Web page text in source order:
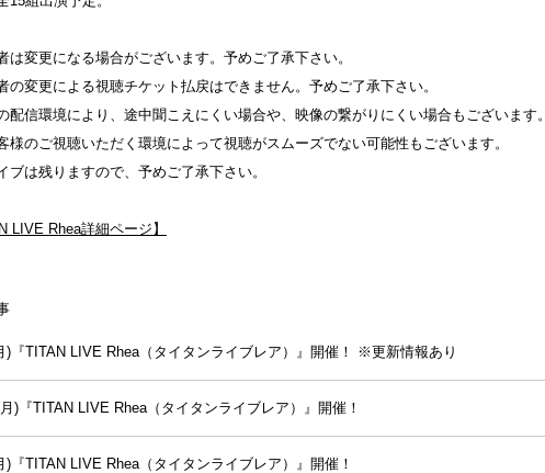
は変更になる場合がございます。予めご了承下さい。
の変更による視聴チケット払戻はできません。予めご了承下さい。
配信環境により、途中聞こえにくい場合や、映像の繋がりにくい場合もございます。
様のご視聴いただく環境によって視聴がスムーズでない可能性もございます。
ブは残りますので、予めご了承下さい。
LIVE Rhea詳細ページ】
)『TITAN LIVE Rhea（タイタンライブレア）』開催！ ※更新情報あり
)『TITAN LIVE Rhea（タイタンライブレア）』開催！
)『TITAN LIVE Rhea（タイタンライブレア）』開催！